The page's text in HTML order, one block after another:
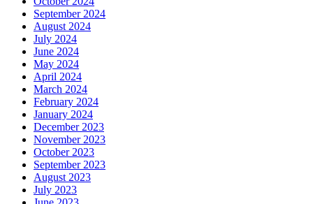
September 2024
August 2024
July 2024
June 2024
May 2024
April 2024
March 2024
February 2024
January 2024
December 2023
November 2023
October 2023
September 2023
August 2023
July 2023